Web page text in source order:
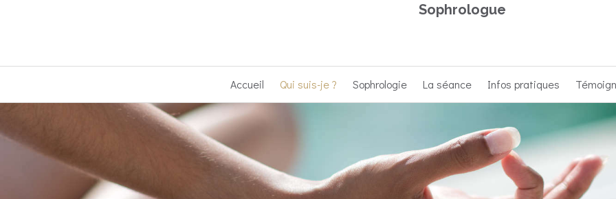
Sophrologue
Accueil Qui suis-je ? Sophrologie La séance Infos pratiques